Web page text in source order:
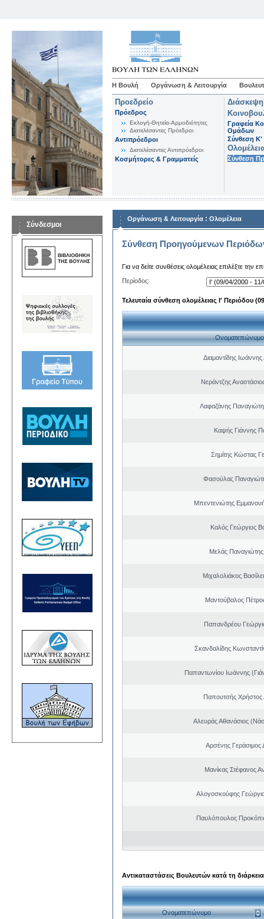
Η Βουλή Οργάνωση & Λειτουργία
Προεδρείο
Πρόεδρος
Εκλογή-Θητεία-Αρμοδιότητες
Διατελέσαντες Πρόεδροι
Αντιπρόεδροι
Διατελέσαντες Αντιπρόεδροι
Κοσμήτορες & Γραμματείς
Γραφεία
Ομάδων
Σύνθεση K'
Σύνθεση
Σύνδεσμοι
Οργάνωση & Λειτουργία : Ολομέλεια
Σύνθεση Προηγούμενων
Για να δείτε συνθέσεις ολομέλειας επιλέξτε την
Περίοδος:
Τελευταία σύνθεση ολομέλειας Ι' Περιόδου
Ονοματεπώνυμο
Διαμαντίδης Ιωάννης
Νεράντζης
Λαφαζάνης
Καψής Γιάννης
Σημίτης Κώστας
Φασούλας
Μπεντενιώτης
Καλός Γεώργιος
Μελάς
Μιχαλολιάκος
Μαντούβαλος
Παπανδρέου
Σκανδαλίδης
Παπαντωνίου Ιωάννης
Παπουτσής Χρήστος
Αλευράς Αθανάσιος
Αρσένης Γεράσιμος
Μανίκας Στέφανος
Αλογοσκούφης
Παυλόπουλος
Αντικαταστάσεις Βουλευτών κατά τη
Ονοματεπώνυμο